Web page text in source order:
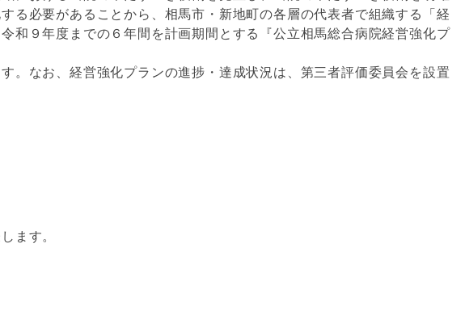
る必要があることから、相馬市・新地町の各層の代表者で組織する「経
和９年度までの６年間を計画期間とする『公立相馬総合病院経営強化プ
。なお、経営強化プランの進捗・達成状況は、第三者評価委員会を設置
ます。